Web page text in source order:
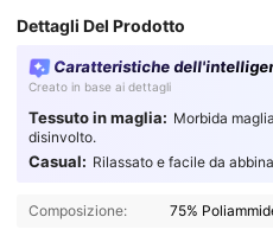
Dettagli Del Prodotto
Caratteristiche
Creato in base ai dettagli
Tessuto in maglia: Morbida
disinvolto.
Casual: Rilassato e facile da
Composizione: 75%